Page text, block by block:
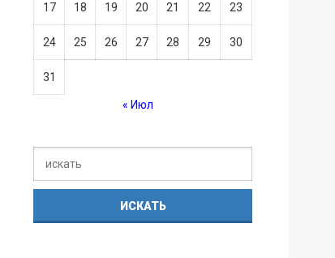
17 18 19 20 21 22 23
24 25 26 27 28 29 30
31
« Июл